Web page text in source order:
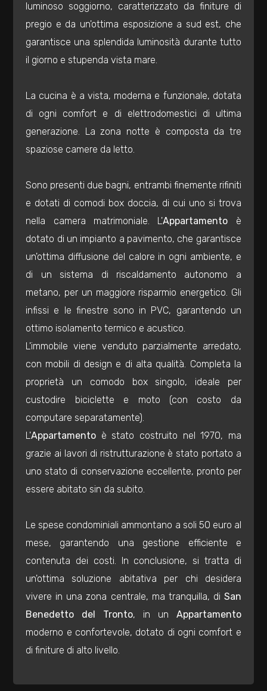
luminoso soggiorno, caratterizzato da finiture di
pregio e da un'ottima esposizione a sud est, che
garantisce una splendida luminosità durante tutto
il giorno e stupenda vista mare.
La cucina è a vista, moderna e funzionale, dotata
di ogni comfort e di elettrodomestici di ultima
generazione. La zona notte è composta da tre
spaziose camere da letto.
Sono presenti due bagni, entrambi finemente rifiniti
e dotati di comodi box doccia, di cui uno si trova
nella camera matrimoniale. L'Appartamento è
dotato di un impianto a pavimento, che garantisce
un'ottima diffusione del calore in ogni ambiente, e
di un sistema di riscaldamento autonomo a
metano, per un maggiore risparmio energetico. Gli
infissi e le finestre sono in PVC, garantendo un
ottimo isolamento termico e acustico.
L'immobile viene venduto parzialmente arredato,
con mobili di design e di alta qualità. Completa la
proprietà un comodo box singolo, ideale per
custodire biciclette e moto (con costo da
computare separatamente).
L'Appartamento è stato costruito nel 1970, ma
grazie ai lavori di ristrutturazione è stato portato a
uno stato di conservazione eccellente, pronto per
essere abitato sin da subito.
Le spese condominiali ammontano a soli 50 euro al
mese, garantendo una gestione efficiente e
contenuta dei costi. In conclusione, si tratta di
un'ottima soluzione abitativa per chi desidera
vivere in una zona centrale, ma tranquilla, di San
Benedetto del Tronto, in un Appartamento
moderno e confortevole, dotato di ogni comfort e
di finiture di alto livello.
Locali
minimi
Qualsiasi
5+
Bagni
minimi
2
3
4
5
5+
minime
Qualsiasi
1